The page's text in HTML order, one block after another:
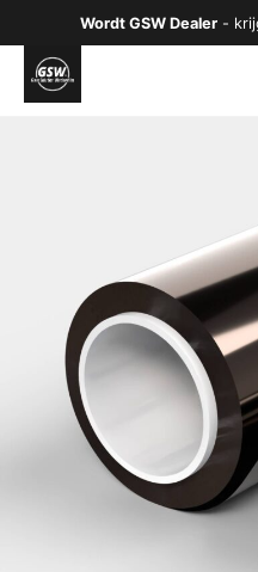
naar
inhoud
Wordt GSW Dealer -